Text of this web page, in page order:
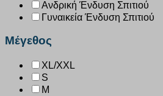
Ανδρική Ένδυση Σπιτιού
Γυναικεία Ένδυση Σπιτιού
Μέγεθος
XL/XXL
S
M